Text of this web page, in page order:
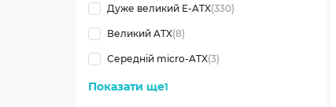
Дуже великий E-ATX(330)
Великий ATX(8)
Середній micro-ATX(3)
Показати ще1